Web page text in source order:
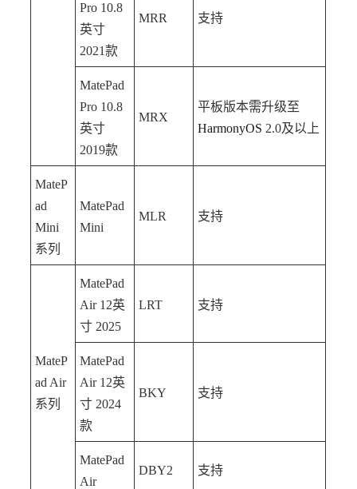
Pro 10.8
英寸
2021款
MRR 支持
MatePad
Pro 10.8
英寸
2019款
MRX
平板版本需升级至
HarmonyOS 2.0及以上
MateP
ad
Mini
系列
MatePad
Mini
MLR 支持
MateP
ad Air
系列
MatePad
Air 12英
寸 2025
LRT 支持
MatePad
Air 12英
寸 2024
款
BKY 支持
MatePad
Air
DBY2 支持